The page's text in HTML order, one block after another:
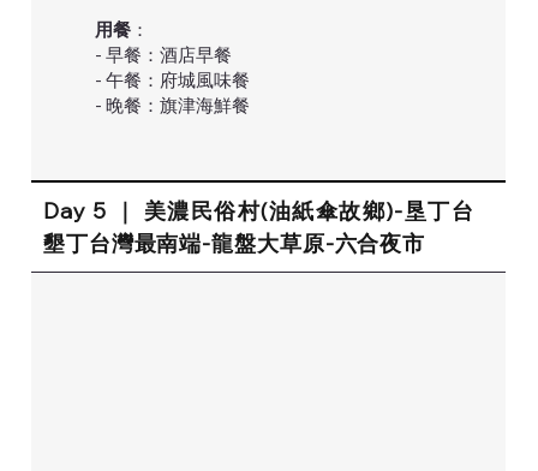
用餐：
- 早餐：酒店早餐
- 午餐：府城風味餐
- 晚餐：旗津海鮮餐
Day 5 ｜ 美濃民俗村(油紙傘故鄉)-垦丁台
墾丁台灣最南端-龍盤大草原-六合夜市